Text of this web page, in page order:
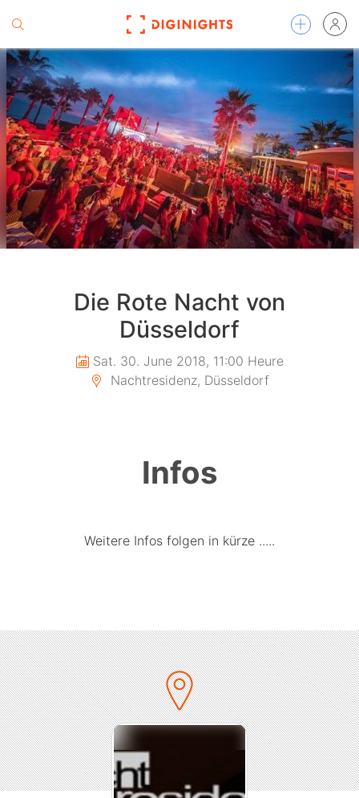
Die Rote Nacht von
Düsseldorf
Sat. 30. June 2018, 11:00 Heure
Nachtresidenz, Düsseldorf
Infos
Weitere Infos folgen in kürze .....